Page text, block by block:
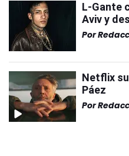
L-Gante
Aviv y
Por
Netflix
Páez
Por